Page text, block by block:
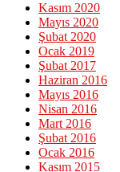
Kasım 2020
Mayıs 2020
Şubat 2020
Ocak 2019
Şubat 2017
Haziran 2016
Mayıs 2016
Nisan 2016
Mart 2016
Şubat 2016
Ocak 2016
Kasım 2015